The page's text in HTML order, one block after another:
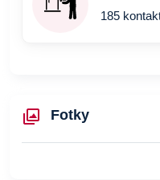
185
Fotky